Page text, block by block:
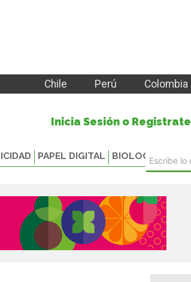
Chile Perú Colombia
Inicia Sesión o Registrate
PAPEL DIGITAL BIOLOGICALS